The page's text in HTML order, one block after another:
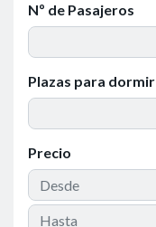
Nº de Pasajeros
Plazas para dormir
Precio